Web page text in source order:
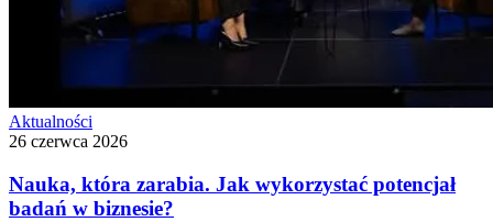
Aktualności
26 czerwca 2026
Nauka, która zarabia. Jak wykorzystać potencjał
badań w biznesie?